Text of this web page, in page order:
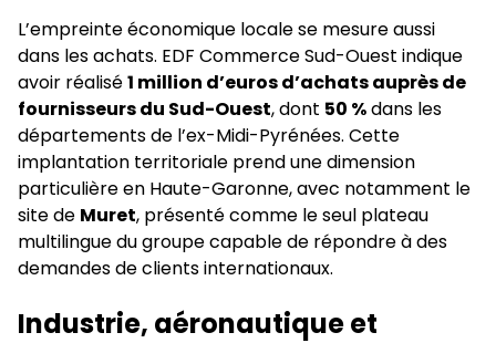
L’empreinte économique locale se mesure aussi
dans les achats. EDF Commerce Sud-Ouest indique
avoir réalisé1 million d’euros d’achats auprès de
fournisseurs du Sud-Ouest, dont 50 %dans les
départements de l’ex-Midi-Pyrénées. Cette
implantation territoriale prend une dimension
particulière en Haute-Garonne, avec notamment le
site de Muret, présenté comme le seul plateau
multilingue du groupe capable de répondre à des
demandes de clients internationaux.
Industrie, aéronautique et